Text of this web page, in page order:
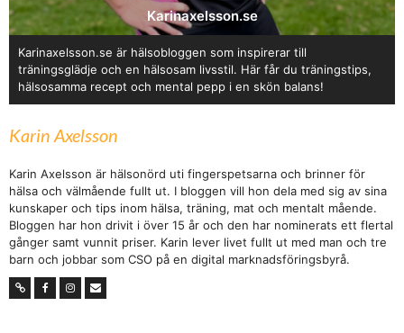
Karinaxelsson.se
Karinaxelsson.se är hälsobloggen som inspirerar till
träningsglädje och en hälsosam livsstil. Här får du träningstips,
hälsosamma recept och mental pepp i en skön balans!
Karin Axelsson
Karin Axelsson är hälsonörd uti fingerspetsarna och brinner för
hälsa och välmående fullt ut. I bloggen vill hon dela med sig av sina
kunskaper och tips inom hälsa, träning, mat och mentalt mående.
Bloggen har hon drivit i över 15 år och den har nominerats ett flertal
gånger samt vunnit priser. Karin lever livet fullt ut med man och tre
barn och jobbar som CSO på en digital marknadsföringsbyrå.